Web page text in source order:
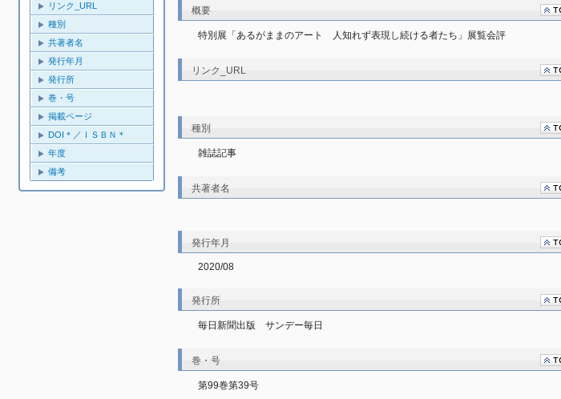
リンク_URL
種別
共著者名
発行年月
発行所
巻・号
掲載ページ
DOI＊／ＩＳＢＮ＊
年度
備考
概要
特別展「あるがままのアート　人知れず表現し続ける者たち」展覧会評
リンク_URL
種別
雑誌記事
共著者名
発行年月
2020/08
発行所
毎日新聞出版 サンデー毎日
巻・号
第99巻第39号